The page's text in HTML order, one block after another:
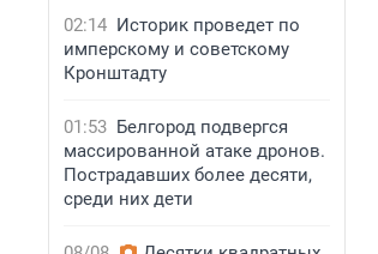
02:14 Историк проведет по
имперскому и советскому
Кронштадту
01:53 Белгород подвергся
массированной атаке дронов.
Пострадавших более десяти,
среди них дети